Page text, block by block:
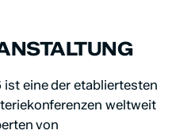
ist eine der etabliertesten
weltweit
von